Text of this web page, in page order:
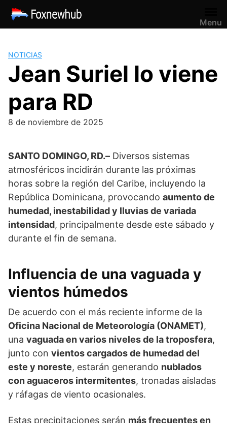
Saltar
contenido
Menu
NOTICIAS
Jean Suriel lo viene
para RD
8 de noviembre de 2025
SANTO DOMINGO, RD.– Diversos sistemas
atmosféricos incidirán durante las próximas
horas sobre la región del Caribe, incluyendo la
República Dominicana, provocando aumento de
humedad, inestabilidad y lluvias de variada
intensidad, principalmente desde este sábado y
durante el fin de semana.
Influencia de una vaguada y
vientos húmedos
De acuerdo con el más reciente informe de la
Oficina Nacional de Meteorología (ONAMET),
una vaguada en varios niveles de la troposfera,
junto con vientos cargados de humedad del
este y noreste, estarán generando nublados
con aguaceros intermitentes, tronadas aisladas
y ráfagas de viento ocasionales.
Estas precipitaciones serán más frecuentes en